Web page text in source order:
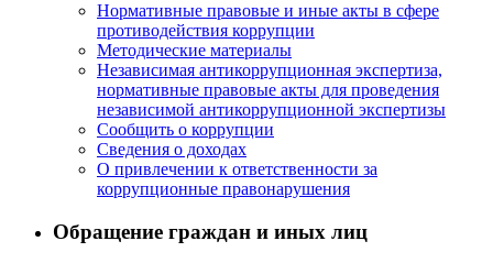
Нормативные правовые и иные акты в сфере
противодействия коррупции
Методические материалы
Независимая антикоррупционная экспертиза,
нормативные правовые акты для проведения
независимой антикоррупционной экспертизы
Сообщить о коррупции
Сведения о доходах
О привлечении к ответственности за
коррупционные правонарушения
Обращение граждан и иных лиц